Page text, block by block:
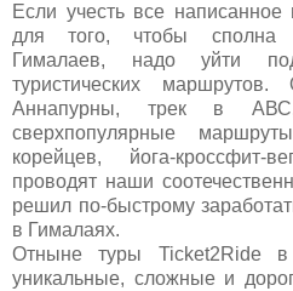
Если учесть все
для того, чтобы сполна
Гималаев, надо уйти
туристических
Аннапурны, трек в
сверхпопулярные
корейцев, йога-кроссфит-
проводят наши
решил по-быстрому
в Гималаях.
Отныне туры Ticket2Ride
уникальные, сложные и